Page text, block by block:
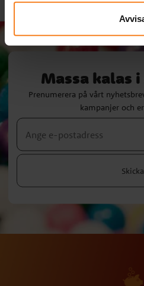
Massa kalas
Prenumerera på vårt
kampanjer och
Skicka